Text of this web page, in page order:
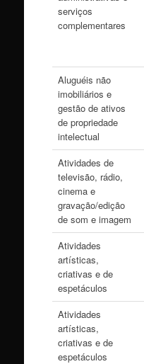
serviços
complementares
Aluguéis não
imobiliários e
gestão de ativos
de propriedade
intelectual
Atividades de
televisão, rádio,
cinema e
gravação/edição
de som e imagem
Atividades
artísticas,
criativas e de
espetáculos
Atividades
artísticas,
criativas e de
espetáculos